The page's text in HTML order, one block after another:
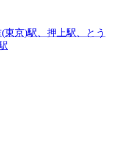
京)駅、押上駅、とう